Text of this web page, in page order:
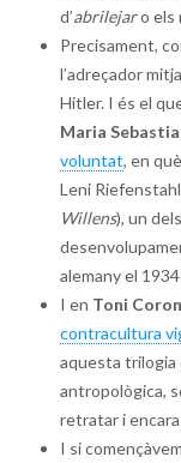
d’abrilejaro els
Precisament,
l’adreçador
Hitler. I és el
Maria
voluntat, en
Leni Riefenstahl
Willens), un
alemany el
I en Toni
contracultura
aquesta trilogia
antropològica,
retratar i
I si